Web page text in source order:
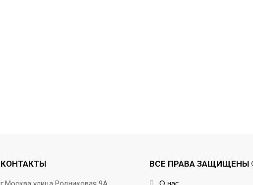
КОНТАКТЫ ВСЕ ПРАВА ЗАЩИЩЕНЫ
О нас